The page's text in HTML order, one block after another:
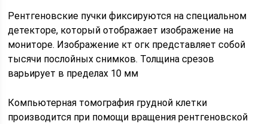
Рентгеновские пучки фиксируются на специальном
детекторе, который отображает изображение на
мониторе. Изображение кт огк представляет собой
тысячи послойных снимков. Толщина срезов
варьирует в пределах 10 мм
Компьютерная томография грудной клетки
производится при помощи вращения рентгеновской